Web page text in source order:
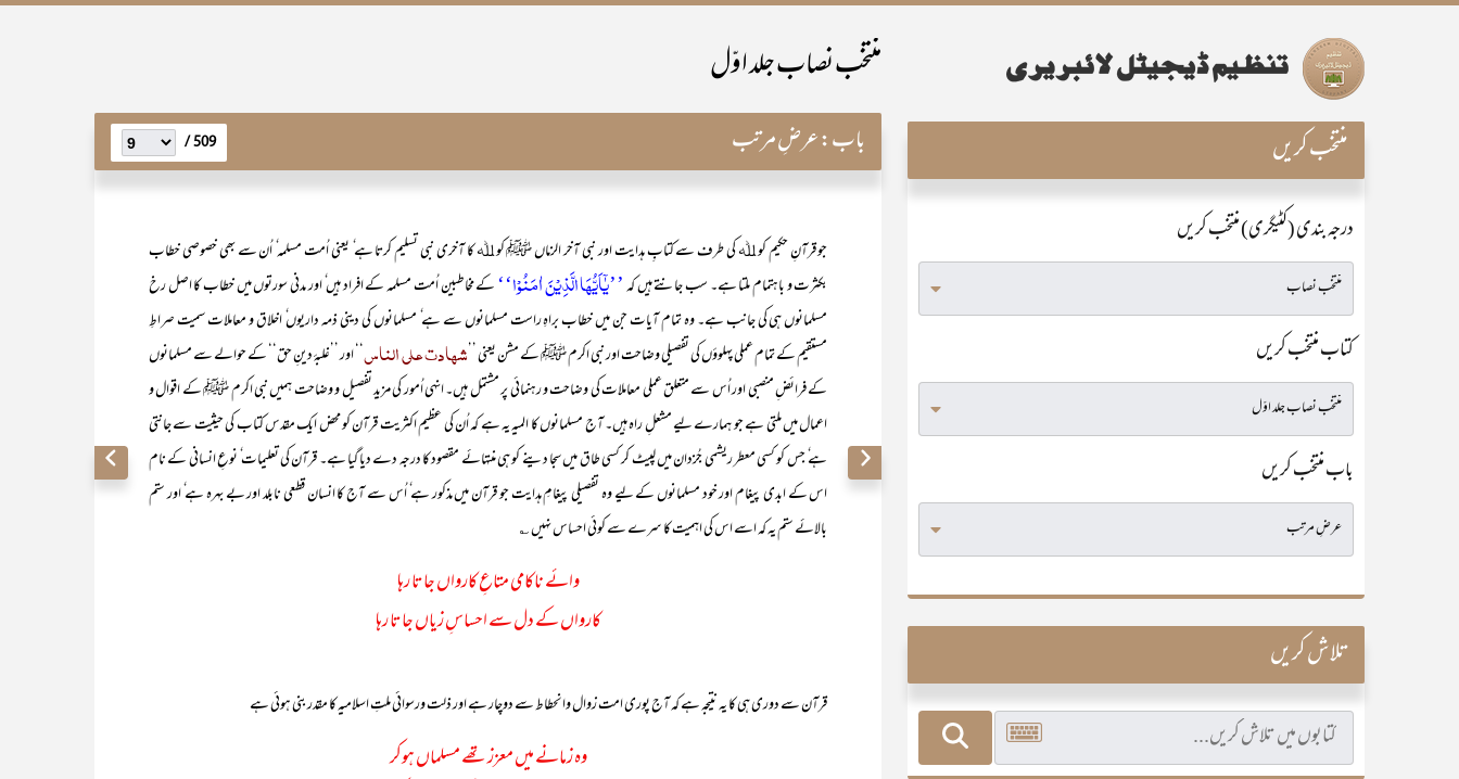
منتخب نصاب جلد اوّل
باب:عرضِ مرتب 509 /
جو قرآنِ حکیم کو ﷲ کی طرف سے کتابِ ہدایت اور نبی آخر الزماں ﷺ کو ﷲ کا آخری نبی تسلیم کرتا ہے ٗ یعنی اُمت مسلمہ ٗ اُن سے بھی خصوصی خطاب
بکثرت و باہتمام ملتا ہے۔ سب جانتے ہیں کہ’’یٰۤاَیُّہَا الَّذِیۡنَ اٰمَنُوۡا‘‘کے مخاطبین اُمت مسلمہ کے افراد ہیں ٗ اور مدنی سورتوں میں خطاب کا اصل رخ
مسلمانوں ہی کی جانب ہے۔ وہ تمام آیات جن میں خطاب براہِ راست مسلمانوں سے ہے ٗ مسلمانوں کی دینی ذمہ داریوں ٗ اخلاق و معاملات سمیت صراطِ
مستقیم کے تمام عملی پہلوؤں کی تفصیلی وضاحت اور نبی اکرم ﷺ کے مشن یعنی ’’ شہادت علی الناس‘‘ اور ’’غلبۂ دینِ حق‘‘ کے حوالے سے مسلمانوں
کے فرائضِ منصبی اور اُس سے متعلق عملی معاملات کی وضاحت و رہنمائی پر مشتمل ہیں۔ انہی اُمور کی مزید تفصیل و وضاحت ہمیں نبی اکرم ﷺ کے اقوال و
اعمال میں ملتی ہے جو ہمارے لیے مشعلِ راہ ہیں۔ آج مسلمانوں کا المیہ یہ ہے کہ اُن کی عظیم اکثریت قرآن کو محض ایک مقدس کتاب کی حیثیت سے جانتی
ہے ٗ جس کو کسی معطر ریشمی جُزدان میں لپیٹ کر کسی طاق میں سجا دینے کو ہی منتہائے مقصود کا درجہ دے دیا گیا ہے۔ قرآن کی تعلیمات ٗ نوعِ انسانی کے نام
اس کے ابدی پیغام اور خود مسلمانوں کے لیے وہ تفصیلی پیغامِ ہدایت جو قرآن میں مذکور ہے ٗ اُس سے آج کا انسان قطعی نابلد اور بے بہرہ ہے ٗ اور ستم
بالائے ستم یہ کہ اسے اس کی اہمیت کا سرے سے کوئی احساس نہیں ؎
وائے ناکامی متاعِ کارواں جاتا رہا
کارواں کے دل سے احساسِ زیاں جاتا رہا
قرآن سے دوری ہی کا یہ نتیجہ ہے کہ آج پوری امت زوال وانحطاط سے دوچار ہے اور ذلت ورسوائی ملتِ اسلامیہ کا مقدر بنی ہوئی ہے
وہ زمانے میں معزز تھے مسلماں ہوکر
منتخب کریں
درجہ بندی (کٹیگری) منتخب کریں
کتاب منتخب کریں
باب منتخب کریں
تلاش کریں